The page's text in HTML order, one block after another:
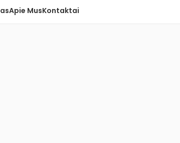
Apie MusKontaktai